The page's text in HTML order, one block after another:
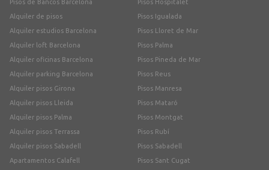
Pisos de Bancos Barcelona
Alquiler de pisos
Alquiler estudios Barcelona
Alquiler loft Barcelona
Alquiler oficinas Barcelona
Alquiler parking Barcelona
Alquiler pisos Girona
Alquiler pisos Lleida
Alquiler pisos Palma
Alquiler pisos Terrassa
Alquiler pisos Sabadell
Apartamentos Calafell
Pisos Hospitalet
Pisos Igualada
Pisos Lloret de Mar
Pisos Palma
Pisos Pineda de Mar
Pisos Reus
Pisos Manresa
Pisos Mataró
Pisos Montgat
Pisos Rubí
Pisos Sabadell
Pisos Sant Cugat